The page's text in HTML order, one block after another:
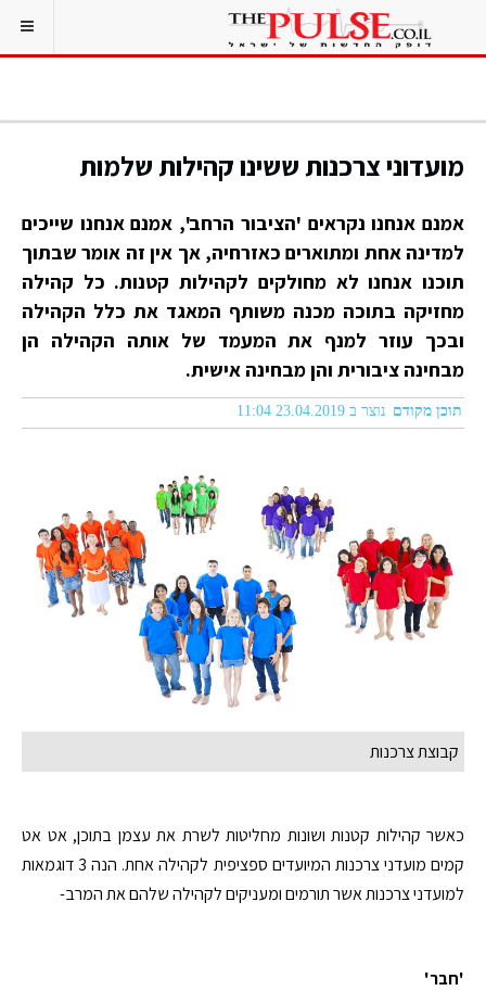
מועדוני צרכנות ששינו קהילות שלמות
אמנם אנחנו נקראים 'הציבור הרחב', אמנם אנחנו שייכים
למדינה אחת ומתוארים כאזרחיה, אך אין זה אומר שבתוך
תוכנו אנחנו לא מחולקים לקהילות קטנות. כל קהילה
מחזיקה בתוכה מכנה משותף המאגד את כלל הקהילה
ובכך עוזר למנף את המעמד של אותה הקהילה הן
מבחינה ציבורית והן מבחינה אישית.
תוכן מקודם נוצר ב 23.04.2019 11:04
קבוצת צרכנות
כאשר קהילות קטנות ושונות מחליטות לשרת את עצמן בתוכן, אט אט
קמים מועדני צרכנות המיועדים ספציפית לקהילה אחת. הנה 3 דוגמאות
למועדני צרכנות אשר תורמים ומעניקים לקהילה שלהם את המרב-
'חבר'